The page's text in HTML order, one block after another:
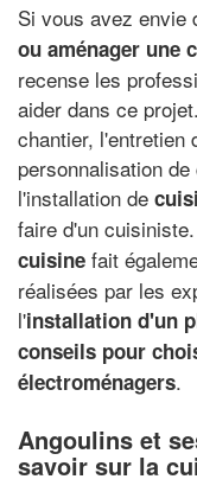
Si vous avez envie
ou aménager une
recense les
aider dans ce
chantier, l'entretien
personnalisation
l'installation de
faire d'un
cuisine fait
réalisées par les
l'installation d'un
conseils pour
électroménagers.
Angoulins et
savoir sur la